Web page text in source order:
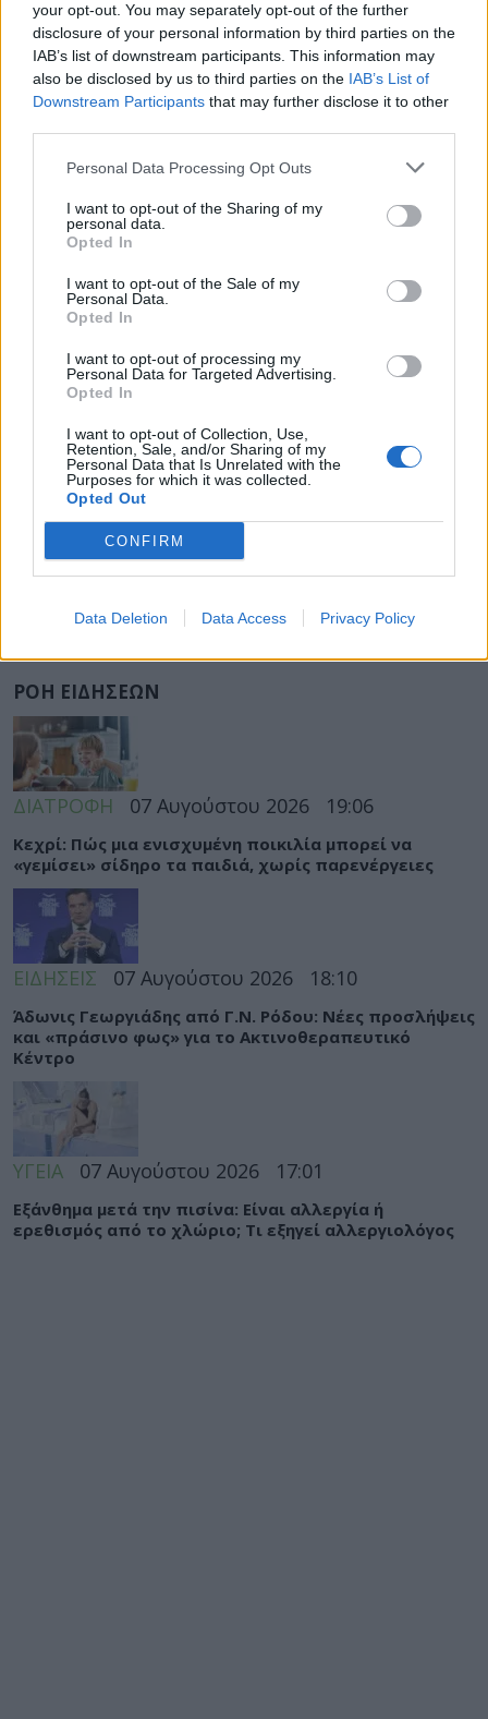
your opt-out. You may separately opt-out of the further
disclosure of your personal information by third parties on the
IAB’s list of downstream participants. This information may
also be disclosed by us to third parties on the IAB’s List of
Downstream Participants that may further disclose it to other
Personal Data Processing Opt Outs
I want to opt-out of the Sharing of my
personal data.
Opted In
I want to opt-out of the Sale of my
Personal Data.
Opted In
I want to opt-out of processing my
Personal Data for Targeted Advertising.
Opted In
I want to opt-out of Collection, Use,
Retention, Sale, and/or Sharing of my
Personal Data that Is Unrelated with the
Purposes for which it was collected.
Opted Out
CONFIRM
Data Deletion Data Access Privacy Policy
ΡΟΗ ΕΙΔΗΣΕΩΝ
ΔΙΑΤΡΟΦΗ 07 Αυγούστου 2026 19:06
Κεχρί: Πώς μια ενισχυμένη ποικιλία μπορεί να
«γεμίσει» σίδηρο τα παιδιά, χωρίς παρενέργειες
ΕΙΔΗΣΕΙΣ 07 Αυγούστου 2026 18:10
Άδωνις Γεωργιάδης από Γ.Ν. Ρόδου: Νέες προσλήψεις
και «πράσινο φως» για το Ακτινοθεραπευτικό
Κέντρο
ΥΓΕΙΑ 07 Αυγούστου 2026 17:01
Εξάνθημα μετά την πισίνα: Είναι αλλεργία ή
ερεθισμός από το χλώριο; Τι εξηγεί αλλεργιολόγος